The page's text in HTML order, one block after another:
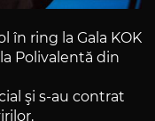
în ring la Gala KOK
Polivalentă din
şi s-au contrat